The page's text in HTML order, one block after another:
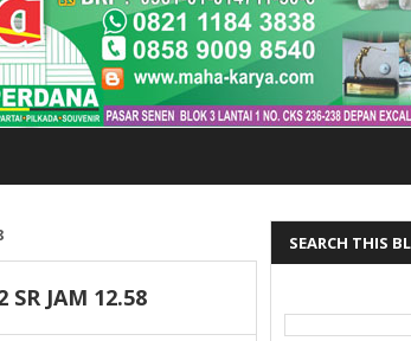
SR JAM 12.58
SEARCH THIS